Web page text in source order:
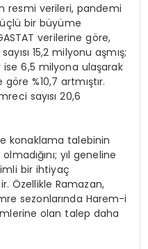
resmi verileri, pandemi
bir büyüme
verilerine göre,
15,2 milyonu aşmış;
ise 6,5 milyona ulaşarak
%10,7 artmıştır.
sayısı 20,6
konaklama talebinin
yıl geneline
bir ihtiyaç
Özellikle Ramazan,
sezonlarında Harem-i
olan talep daha